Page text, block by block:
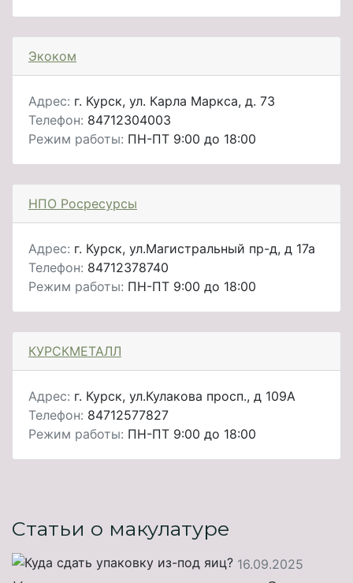
Экоком
Адрес: г. Курск, ул. Карла Маркса, д. 73
Телефон: 84712304003
Режим работы: ПН-ПТ 9:00 до 18:00
НПО Росресурсы
Адрес: г. Курск, ул.Магистральный пр-д, д 17а
Телефон: 84712378740
Режим работы: ПН-ПТ 9:00 до 18:00
КУРСКМЕТАЛЛ
Адрес: г. Курск, ул.Кулакова просп., д 109А
Телефон: 84712577827
Режим работы: ПН-ПТ 9:00 до 18:00
Статьи о макулатуре
16.09.2025